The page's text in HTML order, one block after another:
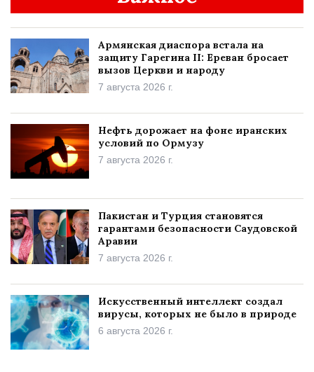
Армянская диаспора встала на
защиту Гарегина II: Ереван бросает
вызов Церкви и народу
7 августа 2026 г.
Нефть дорожает на фоне иранских
условий по Ормузу
7 августа 2026 г.
Пакистан и Турция становятся
гарантами безопасности Саудовской
Аравии
7 августа 2026 г.
Искусственный интеллект создал
вирусы, которых не было в природе
6 августа 2026 г.